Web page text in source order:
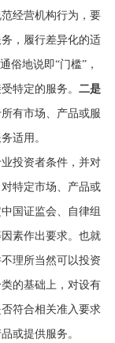
经营机构行为，要
，履行差异化的适
俗地说即“门槛”，
特定的服务。 二是
有市场、产品或服
适用。
投资者条件，并对
特定市场、产品或
国证监会、自律组
素作出要求。也就
理所当然可以投资
的基础上，对设有
符合相关准入要求
或提供服务。